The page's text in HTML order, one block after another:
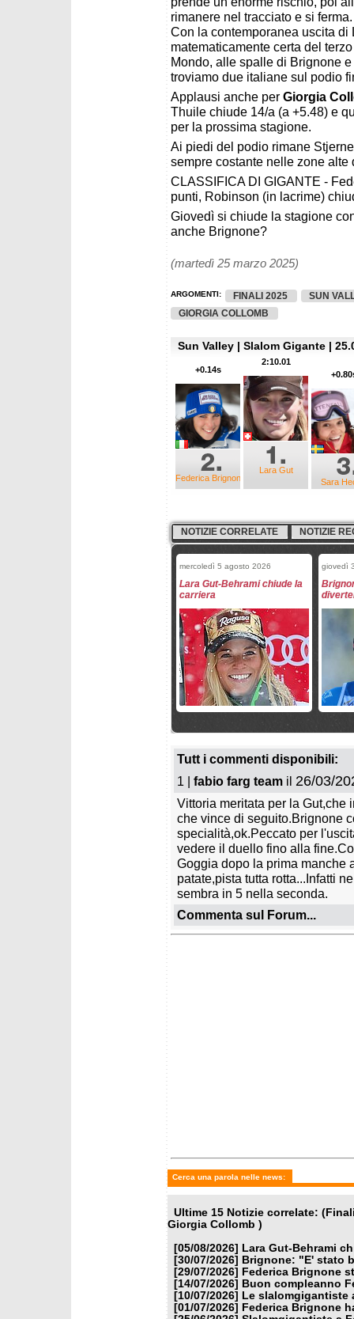
rimanere nel tracciato e si ferma.
Con la contemporanea uscita
matematicamente certa del
Mondo, alle spalle di Brignone
troviamo due italiane sul podio
Applausi anche per Giorgia
Thuile chiude 14/a (a +5.48) e
per la prossima stagione.
Ai piedi del podio rimane
sempre costante nelle zone alte
CLASSIFICA DI GIGANTE -
punti, Robinson (in lacrime)
Giovedì si chiude la stagione
anche Brignone?
(martedì 25 marzo 2025)
ARGOMENTI: FINALI 2025
SUN
GIORGIA COLLOMB
Sun Valley | Slalom Gigante |
Lara Gut
2:10.01
Federica Brignone
+0.14s
Sara
NOTIZIE CORRELATE NOTIZIE
mercoledì 5 agosto 2026
Lara Gut-Behrami chiude la
carriera
giovedì
giovedì 25 giugno 2026
Slalomgigantiste a Formia;
test atletici per il gruppo
Coppa Europa
venerdì
Le
Tutt i commenti disponibili:
1 | fabio farg team il 26/03/
Vittoria meritata per la Gut,che
che vince di seguito.Brignone
specialità,ok.Peccato per
vedere il duello fino alla
Goggia dopo la prima manche
patate,pista tutta rotta...Infatti
sembra in 5 nella seconda.
Commenta sul Forum...
Cerca una parola nelle news:
Ultime 15 Notizie correlate:
Giorgia Collomb )
[05/08/2026]
Lara Gut-Behrami
[30/07/2026]
Brignone: "E' stato
[29/07/2026]
Federica Brignone
[14/07/2026]
Buon compleanno
[10/07/2026]
Le
[01/07/2026]
Federica Brignone